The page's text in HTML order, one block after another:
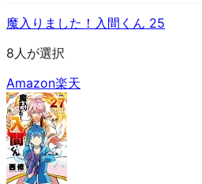
魔入りました！入間くん 25
8人が選択
Amazon楽天